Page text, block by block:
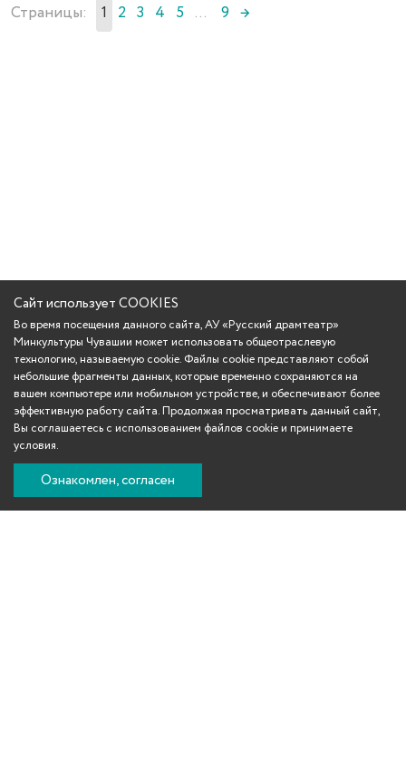
Страницы: 1 2 3 4 5 ... 9 →
Сайт использует COOKIES
Во время посещения данного сайта, АУ «Русский драмтеатр»
Минкультуры Чувашии может использовать общеотраслевую
технологию, называемую cookie. Файлы cookie представляют собой
небольшие фрагменты данных, которые временно сохраняются на
вашем компьютере или мобильном устройстве, и обеспечивают более
эффективную работу сайта. Продолжая просматривать данный сайт,
Вы соглашаетесь с использованием файлов cookie и принимаете
условия.
Ознакомлен, согласен